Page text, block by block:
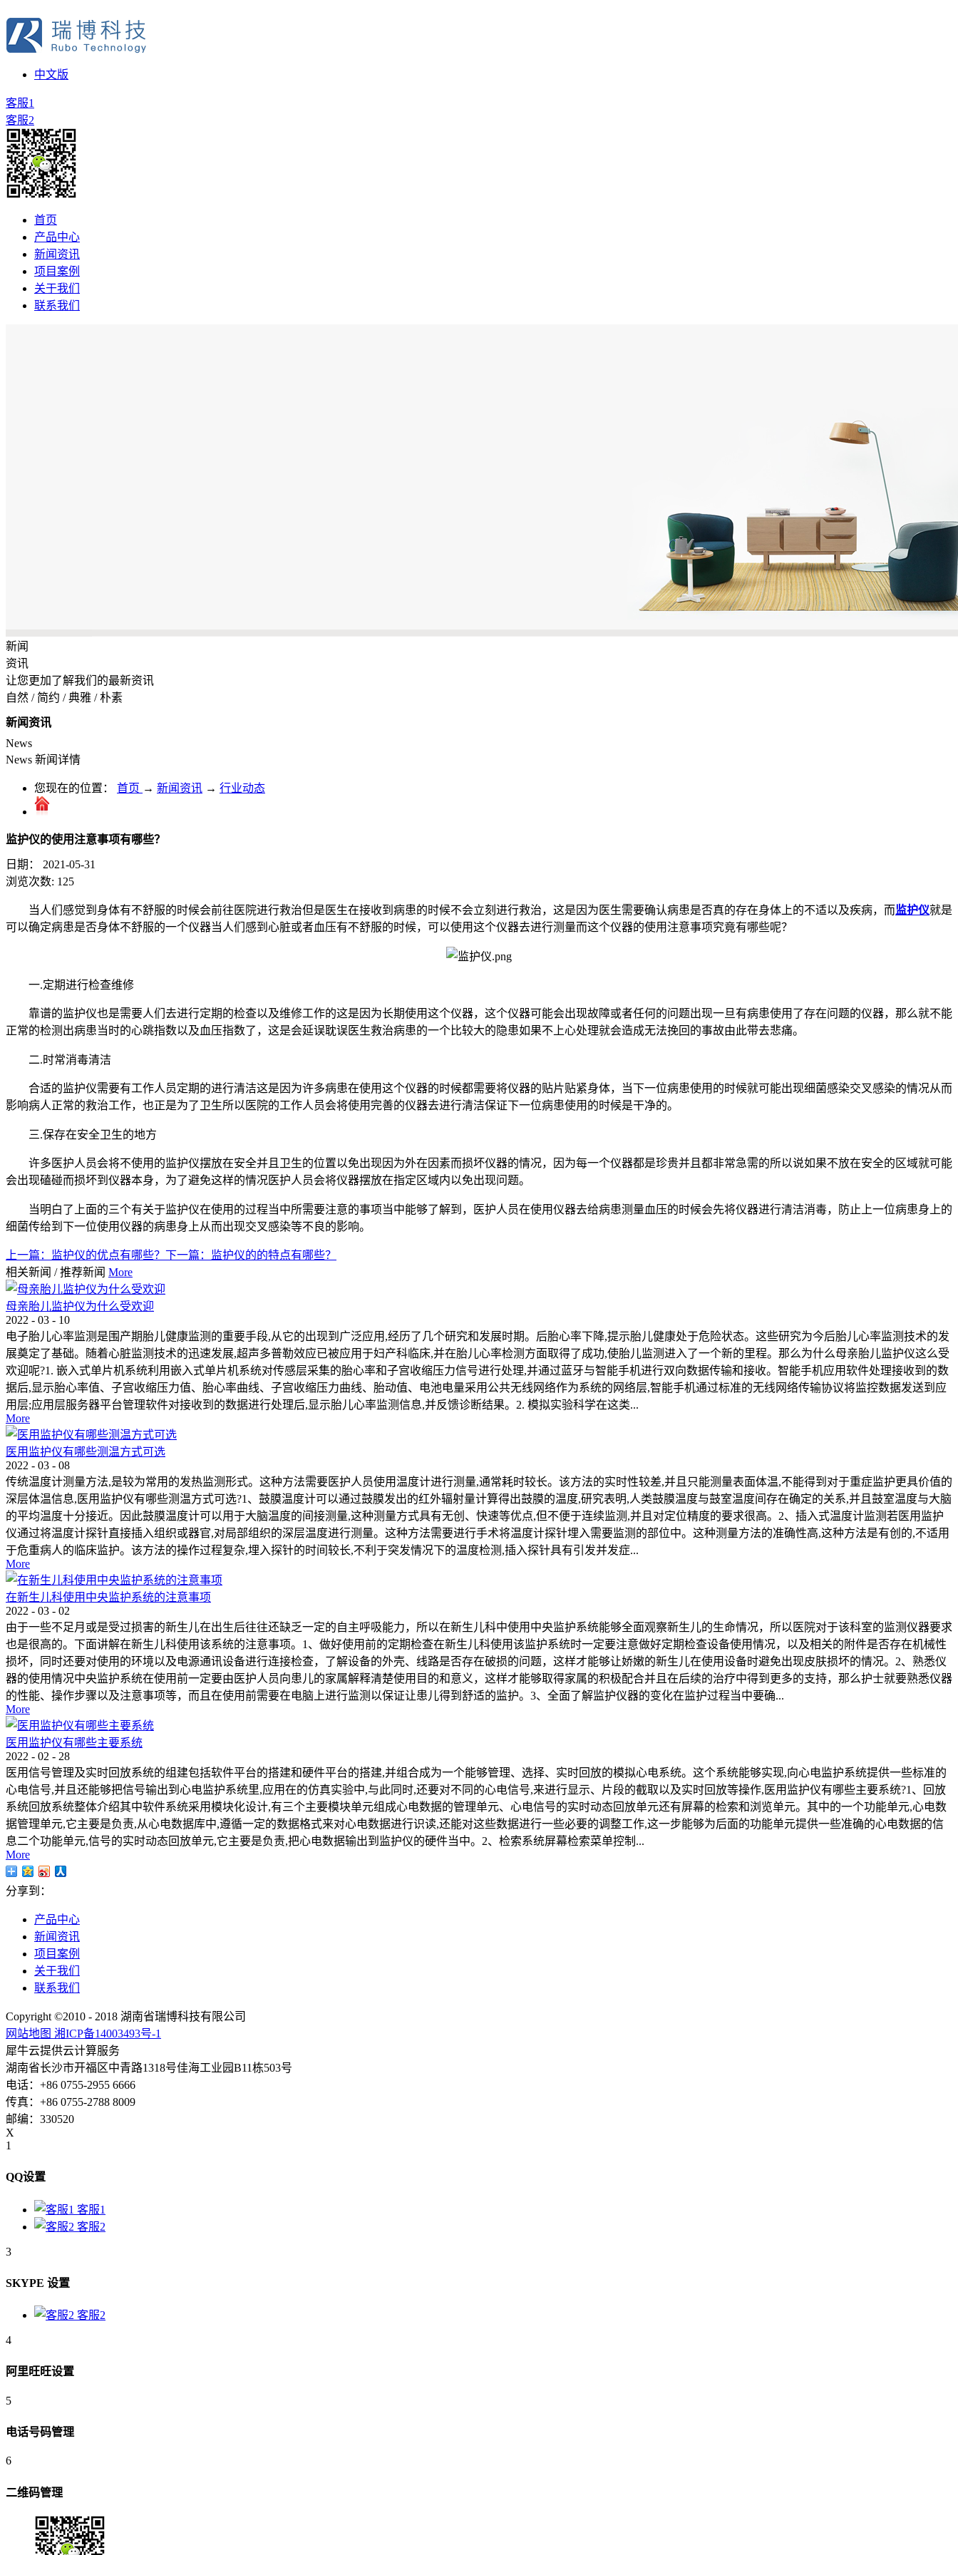
中文版
客服1
客服2
首页
产品中心
新闻资讯
项目案例
关于我们
联系我们
新闻
资讯
让您更加了解我们的最新资讯
自然 / 简约 / 典雅 / 朴素
新闻资讯
News
News 新闻详情
您现在的位置： 首页 → 新闻资讯 → 行业动态
监护仪的使用注意事项有哪些？
日期：
2021-05-31
浏览次数: 125
当人们感觉到身体有不舒服的时候会前往医院进行救治但是医生在接收到病患的时候不会立刻进行救治，这是因为医生需要确认病患是否真的存在身体上的不适以及疾病，而监护仪就是
可以确定病患是否身体不舒服的一个仪器当人们感到心脏或者血压有不舒服的时候，可以使用这个仪器去进行测量而这个仪器的使用注意事项究竟有哪些呢？
一.定期进行检查维修
靠谱的监护仪也是需要人们去进行定期的检查以及维修工作的这是因为长期使用这个仪器，这个仪器可能会出现故障或者任何的问题出现一旦有病患使用了存在问题的仪器，那么就不能
正常的检测出病患当时的心跳指数以及血压指数了，这是会延误耽误医生救治病患的一个比较大的隐患如果不上心处理就会造成无法挽回的事故由此带去悲痛。
二.时常消毒清洁
合适的监护仪需要有工作人员定期的进行清洁这是因为许多病患在使用这个仪器的时候都需要将仪器的贴片贴紧身体，当下一位病患使用的时候就可能出现细菌感染交叉感染的情况从而
影响病人正常的救治工作，也正是为了卫生所以医院的工作人员会将使用完善的仪器去进行清洁保证下一位病患使用的时候是干净的。
三.保存在安全卫生的地方
许多医护人员会将不使用的监护仪‍摆放在安全并且卫生的位置以免出现因为外在因素而损坏仪器的情况，因为每一个仪器都是珍贵并且都非常急需的所以说如果不放在安全的区域就可能
会出现磕碰而损坏到仪器本身，为了避免这样的情况医护人员会将仪器摆放在指定区域内以免出现问题。
当明白了上面的三个有关于监护仪在使用的过程当中所需要注意的事项当中能够了解到，医护人员在使用仪器去给病患测量血压的时候会先将仪器进行清洁消毒，防止上一位病患身上的
细菌传给到下一位使用仪器的病患身上从而出现交叉感染等不良的影响。
上一篇： 监护仪的优点有哪些？ 下一篇：
监护仪的的特点有哪些？
相关新闻 / 推荐新闻 More
母亲胎儿监护仪为什么受欢迎
2022 - 03 - 10
电子胎儿心率监测是围产期胎儿健康监测的重要手段,从它的出现到广泛应用,经历了几个研究和发展时期。后胎心率下降,提示胎儿健康处于危险状态。这些研究为今后胎儿心率监测技术的发
展奠定了基础。随着心脏监测技术的迅速发展,超声多普勒效应已被应用于妇产科临床,并在胎儿心率检测方面取得了成功,使胎儿监测进入了一个新的里程。那么为什么母亲胎儿监护仪‍这么受
欢迎呢?1. 嵌入式单片机系统利用嵌入式单片机系统对传感层采集的胎心率和子宫收缩压力信号进行处理,并通过蓝牙与智能手机进行双向数据传输和接收。智能手机应用软件处理接收到的数
据后,显示胎心率值、子宫收缩压力值、胎心率曲线、子宫收缩压力曲线、胎动值、电池电量采用公共无线网络作为系统的网络层,智能手机通过标准的无线网络传输协议将监控数据发送到应
用层;应用层服务器平台管理软件对接收到的数据进行处理后,显示胎儿心率监测信息,并反馈诊断结果。2. 模拟实验科学在这类...
More
医用监护仪有哪些测温方式可选
2022 - 03 - 08
传统温度计测量方法,是较为常用的发热监测形式。这种方法需要医护人员使用温度计进行测量,通常耗时较长。该方法的实时性较差,并且只能测量表面体温,不能得到对于重症监护更具价值的
深层体温信息,医用监护仪有哪些测温方式可选?1、鼓膜温度计可以通过鼓膜发出的红外辐射量计算得出鼓膜的温度,研究表明,人类鼓膜温度与鼓室温度间存在确定的关系,并且鼓室温度与大脑
的平均温度十分接近。因此鼓膜温度计可以用于大脑温度的间接测量,这种测量方式具有无创、快速等优点,但不便于连续监测,并且对定位精度的要求很高。2、插入式温度计监测若医用监护
仪通过将温度计探针直接插入组织或器官,对局部组织的深层温度进行测量。这种方法需要进行手术将温度计探针埋入需要监测的部位中。这种测量方法的准确性高,这种方法是有创的,不适用
于危重病人的临床监护。该方法的操作过程复杂,埋入探针的时间较长,不利于突发情况下的温度检测,插入探针具有引发并发症...
More
在新生儿科使用中央监护系统的注意事项
2022 - 03 - 02
由于一些不足月或是受过损害的新生儿在出生后往往还缺乏一定的自主呼吸能力，所以在新生儿科中使用中央监护系统能够全面观察新生儿的生命情况，所以医院对于该科室的监测仪器要求
也是很高的。下面讲解在新生儿科使用该系统的注意事项。1、做好使用前的定期检查在新生儿科使用该监护系统时一定要注意做好定期检查设备使用情况，以及相关的附件是否存在机械性
损坏，同时还要对使用的环境以及电源通讯设备进行连接检查，了解设备的外壳、线路是否存在破损的问题，这样才能够让娇嫩的新生儿在使用设备时避免出现皮肤损坏的情况。2、熟悉仪
器的使用情况中央监护系统在使用前一定要由医护人员向患儿的家属解释清楚使用目的和意义，这样才能够取得家属的积极配合并且在后续的治疗中得到更多的支持，那么护士就要熟悉仪器
的性能、操作步骤以及注意事项等，而且在使用前需要在电脑上进行监测以保证让患儿得到舒适的监护。3、全面了解监护仪器的变化在监护过程当中要确...
More
医用监护仪有哪些主要系统
2022 - 02 - 28
医用信号管理及实时回放系统的组建包括软件平台的搭建和硬件平台的搭建,并组合成为一个能够管理、选择、实时回放的模拟心电系统。这个系统能够实现,向心电监护系统提供一些标准的
心电信号,并且还能够把信号输出到心电监护系统里,应用在的仿真实验中,与此同时,还要对不同的心电信号,来进行显示、片段的截取以及实时回放等操作,医用监护仪有哪些主要系统?1、回放
系统回放系统整体介绍其中软件系统采用模块化设计,有三个主要模块单元组成心电数据的管理单元、心电信号的实时动态回放单元还有屏幕的检索和浏览单元。其中的一个功能单元,心电数
据管理单元,它主要是负责,从心电数据库中,遵循一定的数据格式来对心电数据进行识读,还能对这些数据进行一些必要的调整工作,这一步能够为后面的功能单元提供一些准确的心电数据的信
息二个功能单元,信号的实时动态回放单元,它主要是负责,把心电数据输出到监护仪的硬件当中。2、检索系统屏幕检索菜单控制...
More
分享到：
产品中心
新闻资讯
项目案例
关于我们
联系我们
Copyright ©2010 - 2018 湖南省瑞博科技有限公司
网站地图 湘ICP备14003493号-1
犀牛云提供云计算服务
湖南省长沙市开福区中青路1318号佳海工业园B11栋503号
电话：+86 0755-2955 6666
传真：+86 0755-2788 8009
邮编：330520
X
1
QQ设置
客服1
客服2
3
SKYPE 设置
客服2
4
阿里旺旺设置
5
电话号码管理
6
二维码管理